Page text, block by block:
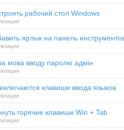
рабочий стол Windows
ярлык на панель
мова вводу паролю адмін
клавиши ввода языков
горячие клавиши Win + Tab